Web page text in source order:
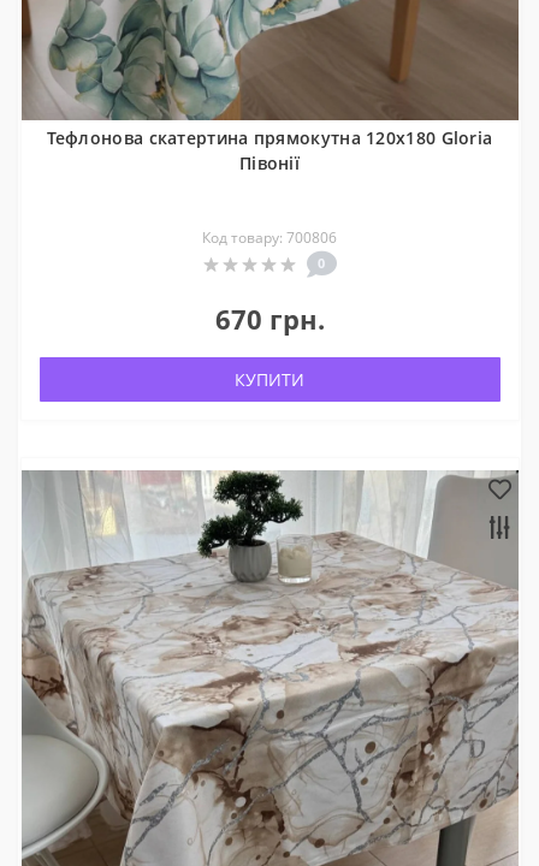
Тефлонова скатертина прямокутна 120x180 Gloria
Півонії
Код товару: 700806
0
670 грн.
КУПИТИ